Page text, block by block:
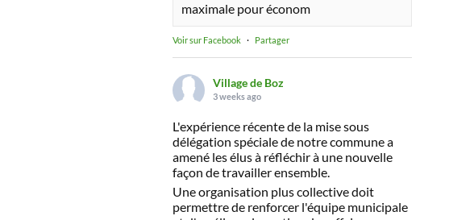
maximale pour économ
Voir sur Facebook · Partager
Village de Boz
3 weeks ago
L'expérience récente de la mise sous
délégation spéciale de notre commune a
amené les élus à réfléchir à une nouvelle
façon de travailler ensemble.
Une organisation plus collective doit
permettre de renforcer l'équipe municipale